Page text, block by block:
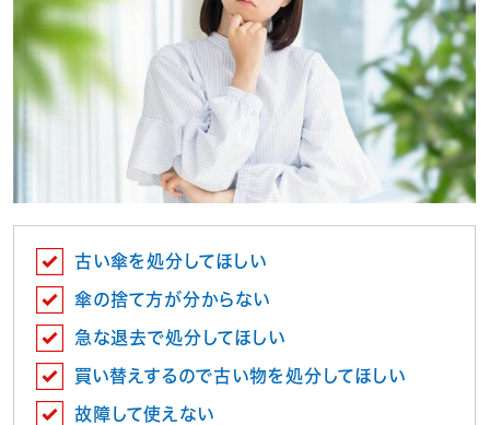
古い傘を処分してほしい
傘の捨て方が分からない
急な退去で処分してほしい
買い替えするので古い物を処分してほしい
故障して使えない